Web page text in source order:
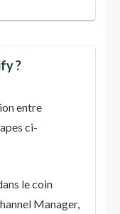
?
entre
ci-
le coin
Manager,